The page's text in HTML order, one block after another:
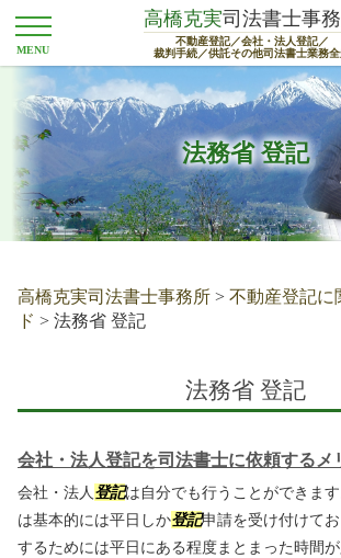
法務省 登記
高橋克実司法書士事
不動産登記／会社・法人登記／
裁判手続／供託その他司法書士業務
高橋克実司法書士事務所 > 不動産登記に
ド > 法務省 登記
法務省 登記
会社・法人登記を司法書士に依頼するメ
会社・法人 登記は自分でも行うことができま
は基本的には平日しか登記申請を受け付けてお
するためには平日にある程度まとまった時間が